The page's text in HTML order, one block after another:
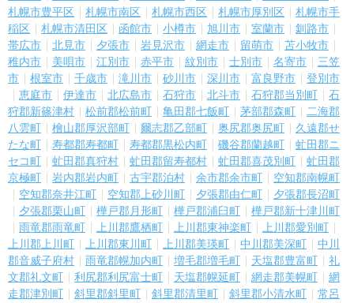
札幌市豊平区
札幌市南区 札幌市西区 札幌市厚別区
札幌市手
稲区
札幌市清田区 函館市 小樽市 旭川市 室蘭市
釧路市
帯広市
北見市 夕張市 岩見沢市 網走市 留萌市
苫小牧市
稚内市
美唄市 江別市 赤平市 紋別市 士別市 名寄市
三笠
市
根室市 千歳市 滝川市 砂川市 深川市 富良野市
登別市
恵庭市
伊達市 北広島市 石狩市 北斗市 石狩郡当別町
石
狩郡新篠津村
松前郡松前町 亀田郡七飯町 茅部郡森町
二海郡
八雲町
檜山郡厚沢部町 爾志郡乙部町 奥尻郡奥尻町
久遠郡せ
たな町
寿都郡寿都町 寿都郡黒松内町 磯谷郡蘭越町
虻田郡ニ
セコ町
虻田郡真狩村 虻田郡留寿都村 虻田郡喜茂別町
虻田郡
京極町
岩内郡岩内町 古宇郡泊村 余市郡余市町
空知郡南幌町
空知郡奈井江町
空知郡上砂川町 夕張郡由仁町
夕張郡長沼町
夕張郡栗山町
樺戸郡月形町 樺戸郡浦臼町
樺戸郡新十津川町
雨竜郡雨竜町
上川郡鷹栖町 上川郡東神楽町
上川郡愛別町
上川郡上川町
上川郡東川町 上川郡美瑛町 中川郡美深町
中川
郡音威子府村
雨竜郡幌加内町 増毛郡増毛町 天塩郡豊富町
礼
文郡礼文町
利尻郡利尻富士町 天塩郡幌延町 網走郡美幌町
網
走郡津別町
斜里郡斜里町 斜里郡清里町 斜里郡小清水町
常呂